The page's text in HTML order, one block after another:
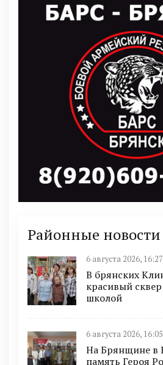
Районные новости
6 августа 2026, 16:27
В брянских
красивый
школой
6 августа 2026, 16:05
На Брянщине в
память Героя